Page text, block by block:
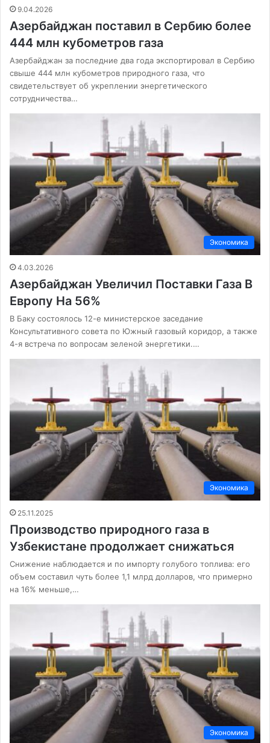
9.04.2026
Азербайджан поставил в Сербию более
444 млн кубометров газа
Азербайджан за последние два года экспортировал в Сербию
свыше 444 млн кубометров природного газа, что
свидетельствует об укреплении энергетического
сотрудничества…
Экономика
4.03.2026
Азербайджан Увеличил Поставки Газа В
Европу На 56%
В Баку состоялось 12-е министерское заседание
Консультативного совета по Южный газовый коридор, а также
4-я встреча по вопросам зеленой энергетики.…
Экономика
25.11.2025
Производство природного газа в
Узбекистане продолжает снижаться
Снижение наблюдается и по импорту голубого топлива: его
объем составил чуть более 1,1 млрд долларов, что примерно
на 16% меньше,…
Экономика